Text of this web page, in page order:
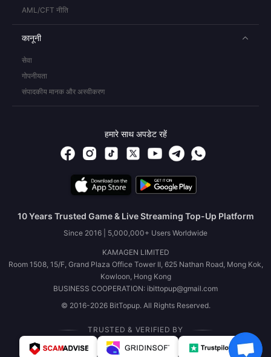
AML/CFT नीति
कानूनी
सेवा
गोपनीयता
संपादकीय मानक और अस्वीकरण
हमारे साथ अपडेट रहें
10 Years Trusted Game & Live Streaming Top-Up Platform
Since 2016 | 5,000,000+ Users Worldwide
KAMAGEN LIMITED
Room 1508, 15/F, Grand Plaza Office Tower II, 625 Nathan Road, Mong Kok,
Kowloon, Hong Kong
BUSINESS COOPERATION: ibittopup@gmail.com
© 2016-2026 BitTopup. All Rights Reserved.
TRUSTED & VERIFIED BY